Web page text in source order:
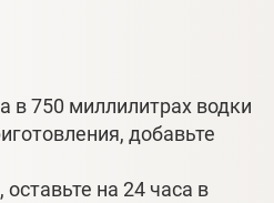
в 750 миллилитрах водки
добавьте
на 24 часа в